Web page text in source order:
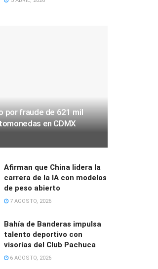
por fraude de 621 mil
en CDMX
Afirman que China lidera la
carrera de la IA con modelos
de peso abierto
7 AGOSTO, 2026
Bahía de Banderas impulsa
talento deportivo con
visorías del Club Pachuca
6 AGOSTO, 2026